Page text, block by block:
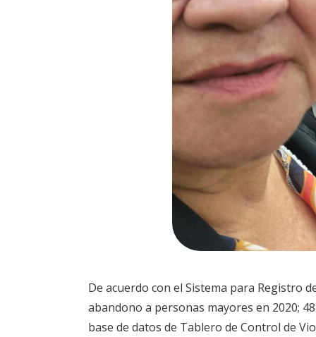
De acuerdo con el Sistema para Registro
abandono a personas mayores en 2020;
base de datos de Tablero de Control de